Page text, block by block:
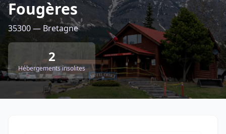
Fougères
35300 — Bretagne
2
Hébergements insolites